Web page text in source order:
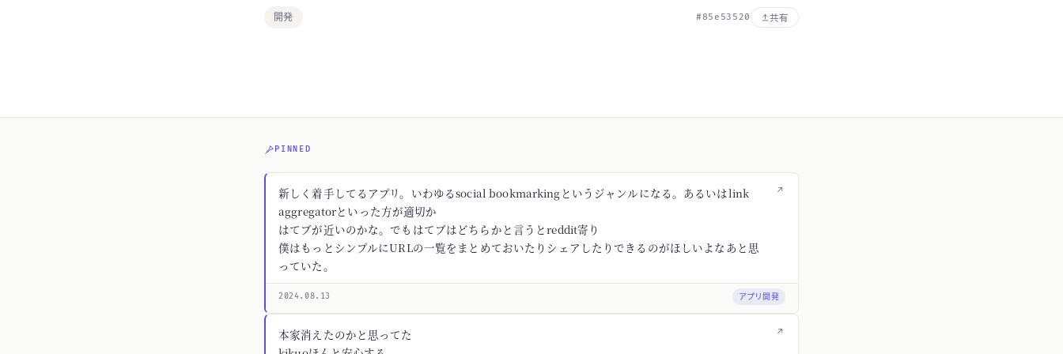
開発 #85e53520 共有
PINNED
↗
新しく着手してるアプリ。いわゆるsocial bookmarkingというジャンルになる。あるいはlink
aggregatorといった方が適切か
はてブが近いのかな。でもはてブはどちらかと言うとreddit寄り
僕はもっとシンプルにURLの一覧をまとめておいたりシェアしたりできるのがほしいよなあと思
っていた。
2024.08.13 アプリ開発
↗
本家消えたのかと思ってた